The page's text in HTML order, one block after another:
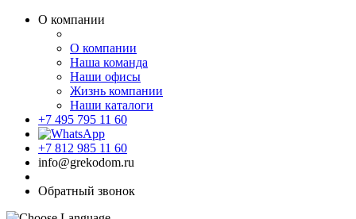
О компании
О компании
Наша команда
Наши офисы
Жизнь компании
Наши каталоги
+7 495 795 11 60
+7 812 985 11 60
info@grekodom.ru
Обратный звонок